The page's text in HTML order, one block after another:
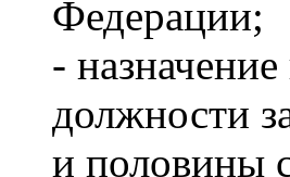
Федерации;
-
должности
и половины